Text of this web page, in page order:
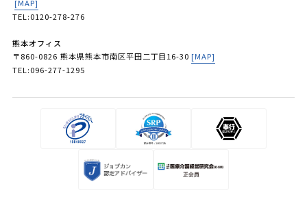
[MAP]
TEL:0120-278-276
熊本オフィス
〒860-0826 熊本県熊本市南区平田二丁目16-30 [MAP]
TEL:096-277-1295